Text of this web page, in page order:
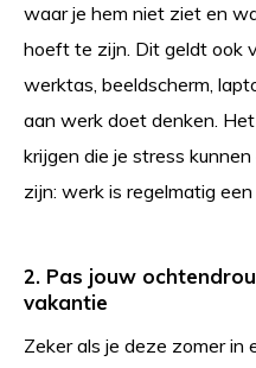
waar je hem niet ziet en
hoeft te zijn. Dit geldt ook
werktas, beeldscherm,
aan werk doet denken.
krijgen die je stress
zijn: werk is regelmatig
2. Pas jouw
vakantie
Zeker als je deze zomer in